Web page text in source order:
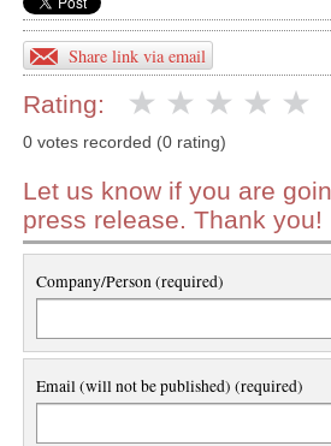
Share link via email
Rating:
0 votes recorded (0 rating)
Let us know if you are
press release. Thank you!
Company/Person (required)
Email (will not be published) (required)